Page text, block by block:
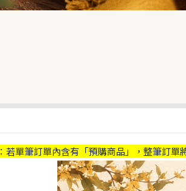
：若單筆訂單內含有「預購商品」，整筆訂